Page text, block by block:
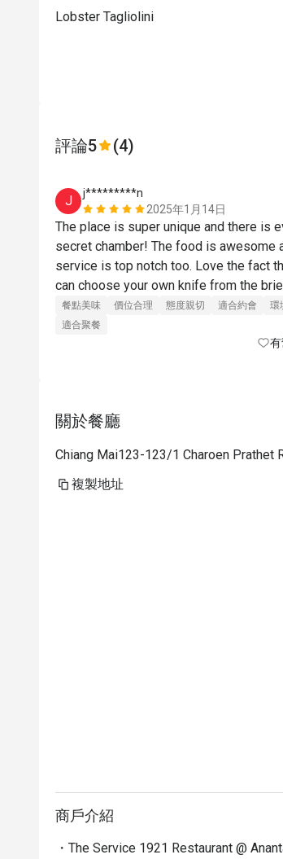
Lobster Tagliolini
評論5 (4)
J
j*********n
2025年1月14日
The place is super unique and there is
secret chamber! The food is awesome
service is top notch too. Love the fact
can choose your own knife from the
:) 餐點美味 價位合理 態度親切 適合約會
環
適合聚餐
關於餐廳
Chiang Mai123-123/1 Charoen Prathet
複製地址
商戶介紹
・The Service 1921 Restaurant @